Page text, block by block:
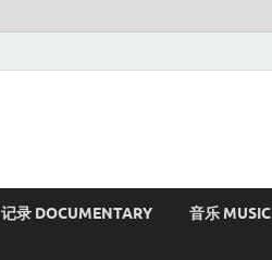
记录 DOCUMENTARY 音乐 MUSIC